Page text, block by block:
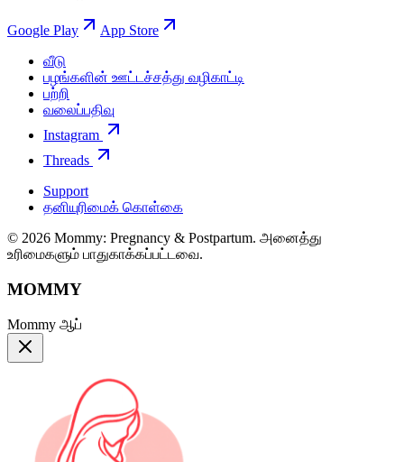
Google Play
App Store
வீடு
பழங்களின் ஊட்டச்சத்து வழிகாட்டி
பற்றி
வலைப்பதிவு
Instagram
Threads
Support
தனியுரிமைக் கொள்கை
© 2026 Mommy: Pregnancy & Postpartum. அனைத்து
உரிமைகளும் பாதுகாக்கப்பட்டவை.
MOMMY
Mommy ஆப்